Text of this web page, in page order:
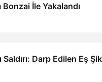
İle Yakalandı
Saldırı: Darp Edilen Eş